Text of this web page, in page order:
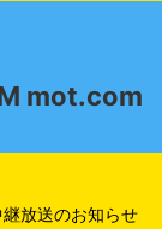
mot.com
放送のお知らせ